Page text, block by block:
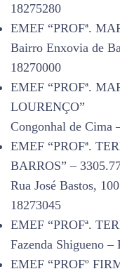
18275280
EMEF “PROFª.
Bairro Enxovia de
18270000
EMEF “PROFª.
LOURENÇO”
Congonhal de Cima
EMEF “PROFª.
BARROS” –
Rua José Bastos,
18273045
EMEF “PROFª.
Fazenda Shigueno –
EMEF “PROFº